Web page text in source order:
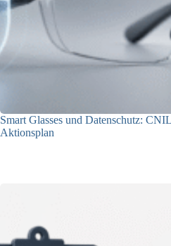
Smart Glasses und Datenschutz:
Aktionsplan